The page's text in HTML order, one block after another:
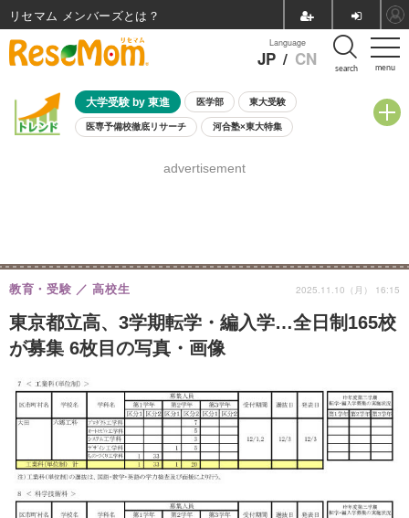
menu
Language
JP / CN search
大学受験 by 東進 医学部 東大受験
医専予備校徹底リサーチ 河合塾×東大特集
8月開催学校説明会・相談会
advertisement
東京都立高、3学期転学・編入学…全日制165校
が募集 6枚目の写真・画像
教育・受験 高校生 2025.11.10（月） 16:15
リセマム メンバーズ